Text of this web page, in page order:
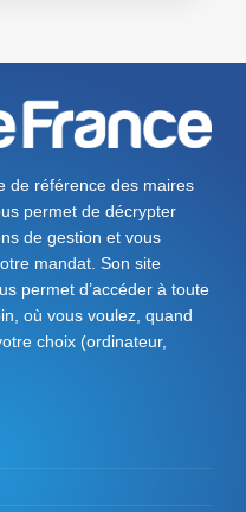
de référence des maires
permet de décrypter
de gestion et vous
mandat. Son site
permet d’accéder à toute
où vous voulez, quand
choix (ordinateur,